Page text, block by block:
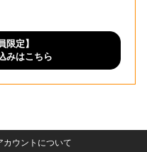
限定】
みはこちら
カウントについて